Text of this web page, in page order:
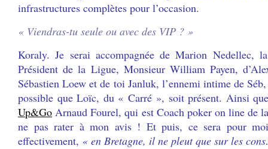
infrastructures complètes pour l’occasion.
« Viendras-tu seule ou avec des VIP ? »
Koraly. Je serai accompagnée de Marion Nedellec,
Président de la Ligue, Monsieur William Payen,
Sébastien Loew et de toi Janluk, l’ennemi intime de
possible que Loïc, du « Carré », soit présent. Ainsi
Up&Go Arnaud Fourel, qui est Coach poker on line de
ne pas rater à mon avis ! Et puis, ce sera pour
effectivement, « en Bretagne, il ne pleut que sur les